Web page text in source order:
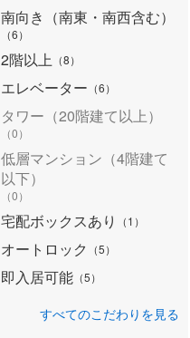
南向き（南東・南西含む）
（6）
2階以上 （8）
エレベーター （6）
タワー（20階建て以上）
（0）
低層マンション（4階建て
以下）
（0）
宅配ボックスあり （1 ）
オートロック （5）
即入居可能 （5）
すべてのこだわりを見る